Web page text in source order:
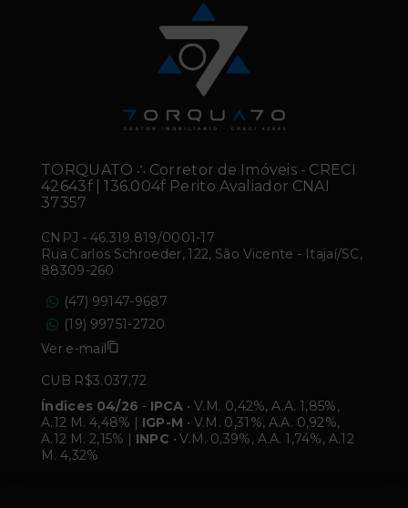
TORQUATO ∴ Corretor de Imóveis - CRECI
42643f | 136.004f Perito Avaliador CNAI
37357
CNPJ - 46.319.819/0001-17
Rua Carlos Schroeder, 122, São Vicente - Itajaí/SC,
88309-260
(47) 99147-9687
(19) 99751-2720
Ver e-mail
CUB R$3.037,72
Índices 04/26 - IPCA • V.M. 0,42%, A.A. 1,85%,
A.12 M. 4,48% | IGP-M • V.M. 0,31%, A.A. 0,92%,
A.12 M. 2,15% | INPC • V.M. 0,39%, A.A. 1,74%, A.12
M. 4,32%